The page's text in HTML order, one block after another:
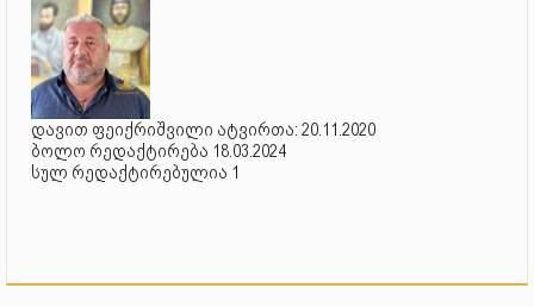
დავით ფეიქრიშვილი ატვირთა: 20.11.2020
ბოლო რედაქტირება 18.03.2024
სულ რედაქტირებულია 1